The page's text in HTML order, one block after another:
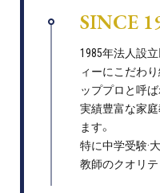
SINCE
1985年法人設
ィーにこだわ
ッププロと呼
実績豊富な家
ます。
特に中学受験·
教師のクオリテ